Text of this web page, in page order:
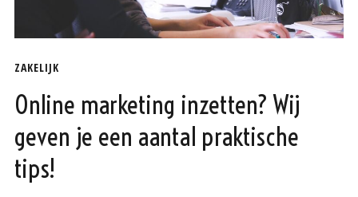
ZAKELIJK
Online marketing inzetten? Wij
geven je een aantal praktische
tips!